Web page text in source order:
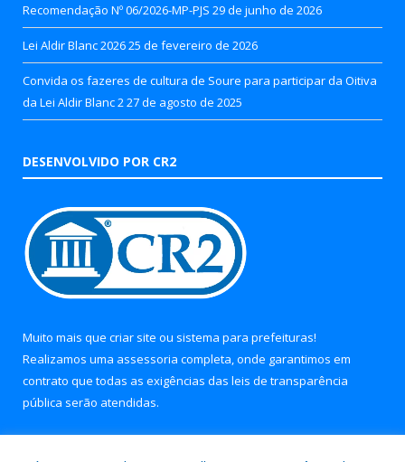
Recomendação Nº 06/2026-MP-PJS 29 de junho de 2026
Lei Aldir Blanc 202625 de fevereiro de 2026
Convida os fazeres de cultura de Soure para participar da Oitiva
da Lei Aldir Blanc 2 27 de agosto de 2025
DESENVOLVIDO POR CR2
Muito mais que criar site ou sistema para prefeituras!
Realizamos uma assessoria completa, onde garantimos em
contrato que todas as exigências das leis de transparência
pública serão atendidas.